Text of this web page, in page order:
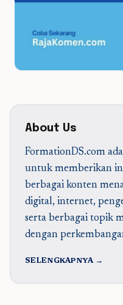
About Us
FormationDS.com
untuk memberikan
berbagai konten
digital, internet,
serta berbagai topik
dengan
SELENGKAPNYA →